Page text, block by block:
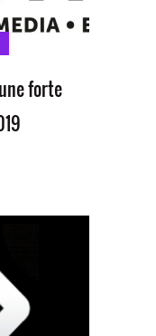
forte